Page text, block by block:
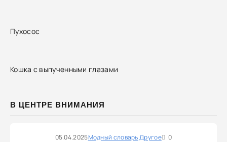
Пухосос
Кошка с выпученными глазами
В ЦЕНТРЕ ВНИМАНИЯ
05.04.2025Модный словарьДругое 0